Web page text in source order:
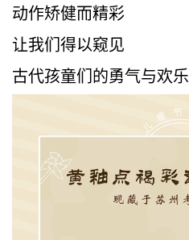
动作矫健而精彩
让我们得以窥见
古代孩童们的勇气与欢乐